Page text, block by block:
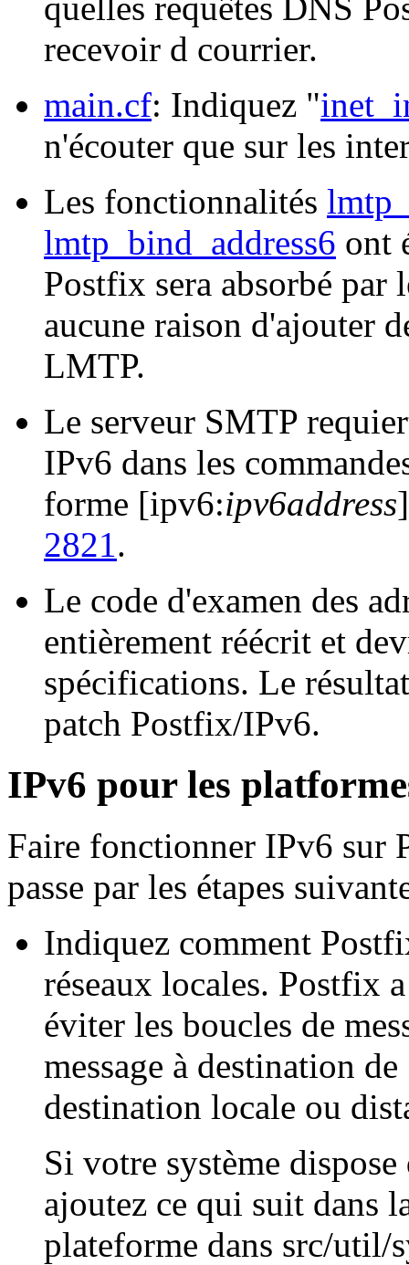
recevoir d courrier.
main.cf: Indiquez "
n'écouter que sur les
Les fonctionnalités
lmtp_bind_address6 ont
Postfix sera absorbé
aucune raison d'ajouter
LMTP.
Le serveur SMTP
IPv6 dans les
forme [ipv6:ipv6address
2821.
Le code d'examen des
entièrement réécrit et
spécifications. Le
patch Postfix/IPv6.
IPv6 pour les
Faire fonctionner IPv6 sur
passe par les étapes
Indiquez comment
réseaux locales. Postfix
éviter les boucles de
message à destination de
destination locale ou
Si votre système
ajoutez ce qui suit dans
plateforme dans src/util/